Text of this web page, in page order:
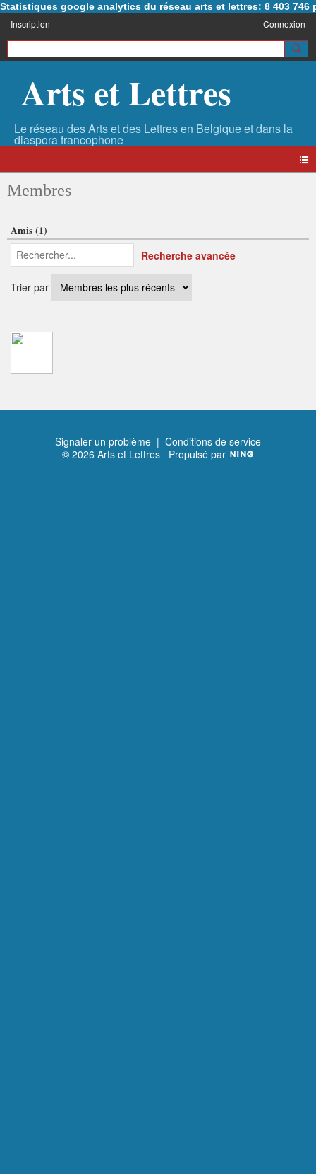
Statistiques google analytics du réseau arts et lettres: 8 403 746
Inscription Connexion
Arts et Lettres
Membres
Amis (1)
Trier par
Recherche avancée
Signaler un problème | Conditions de service
© 2026 Arts et Lettres Propulsé par